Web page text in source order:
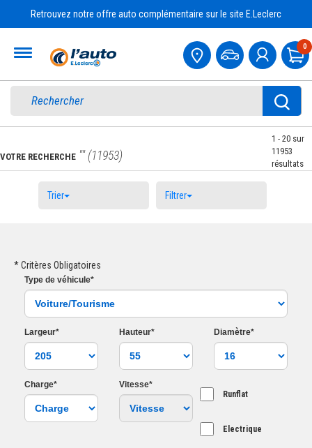
Retrouvez notre offre auto complémentaire sur le site E.Leclerc
0
VOTRE RECHERCHE "" (11953)
1 - 20sur
11953
résultats
Trier Filtrer
* Critères Obligatoires
Type de véhicule*
Largeur* Hauteur* Diamètre*
Charge*
Vitesse*
Runflat
Electrique